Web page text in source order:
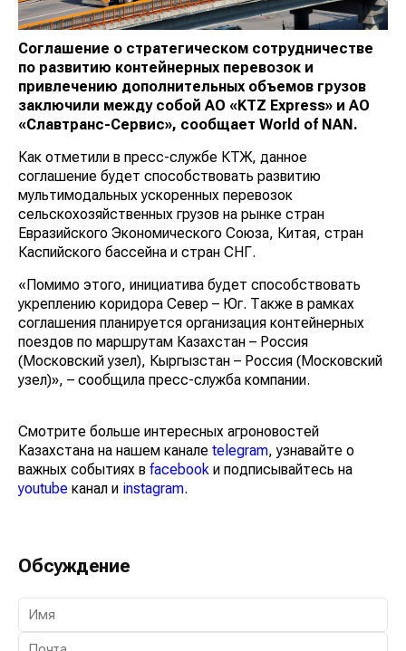
Соглашение о стратегическом сотрудничестве
по развитию контейнерных перевозок и
привлечению дополнительных объемов грузов
заключили между собой АО «KTZ Express» и АО
«Славтранс-Сервис», сообщает World of NAN .
Как отметили в пресс-службе КТЖ, данное
соглашение будет способствовать развитию
мультимодальных ускоренных перевозок
сельскохозяйственных грузов на рынке стран
Евразийского Экономического Союза, Китая, стран
Каспийского бассейна и стран СНГ.
«Помимо этого, инициатива будет способствовать
укреплению коридора Север – Юг. Также в рамках
соглашения планируется организация контейнерных
поездов по маршрутам Казахстан – Россия
(Московский узел), Кыргызстан – Россия (Московский
узел)», – сообщила пресс-служба компании.
Смотрите больше интересных агроновостей
Казахстана на нашем канале telegram, узнавайте о
важных событиях в facebook и подписывайтесь на
youtube канал и instagram.
Обсуждение